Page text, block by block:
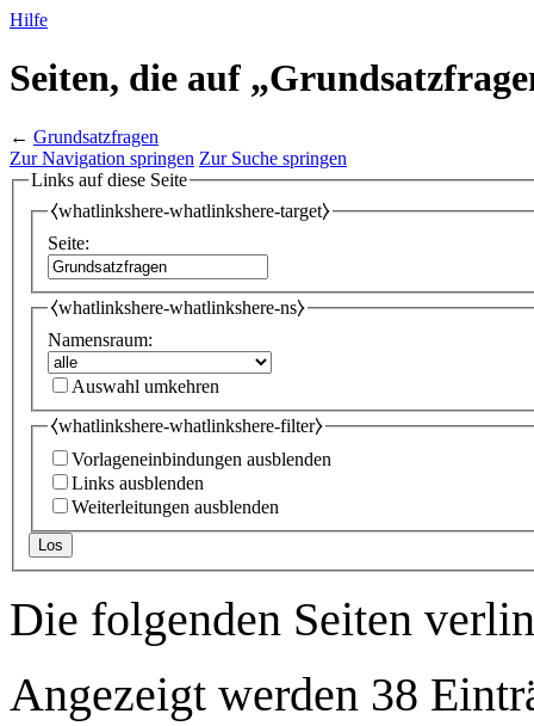
Hilfe
Seiten, die auf
← Grundsatzfragen
Zur Navigation springen Zur Suche springen
Links auf diese Seite
⧼whatlinkshere-whatlinkshere-target⧽
Seite:
⧼whatlinkshere-whatlinkshere-ns⧽
Namensraum:
Auswahl umkehren
⧼whatlinkshere-whatlinkshere-filter⧽
Vorlageneinbindungen ausblenden
Links ausblenden
Weiterleitungen ausblenden
Los
Die folgenden Seiten
Angezeigt werden 38